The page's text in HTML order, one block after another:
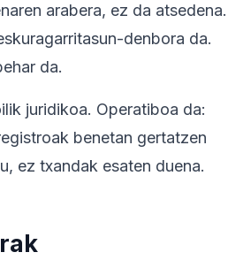
arabera, ez da atsedena.
denbora da.
da.
juridikoa. Operatiboa da:
benetan gertatzen
ez txandak esaten duena.